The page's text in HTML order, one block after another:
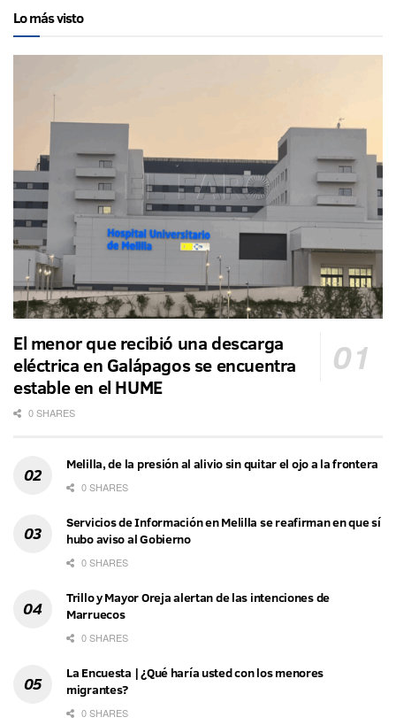
Lo más visto
El menor que recibió una descarga
eléctrica en Galápagos se encuentra
estable en el HUME
0 SHARES
Melilla, de la presión al alivio sin quitar el ojo a la frontera
0 SHARES
Servicios de Información en Melilla se reafirman en que sí
hubo aviso al Gobierno
0 SHARES
Trillo y Mayor Oreja alertan de las intenciones de
Marruecos
0 SHARES
La Encuesta | ¿Qué haría usted con los menores
migrantes?
0 SHARES